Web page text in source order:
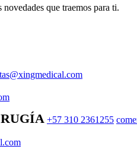
que traemos para ti.
+57 310 2361255